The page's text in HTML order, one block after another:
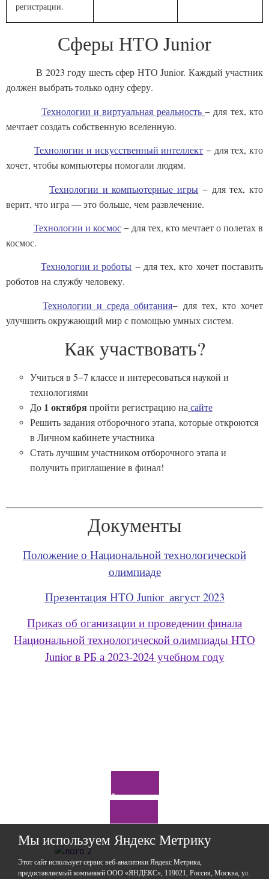
регистрации.
Сферы НТО Junior
В 2023 году шесть сфер НТО Junior. Каждый участник
должен выбрать только одну сферу.
Технологии и виртуальная реальность − для тех, кто
мечтает создать собственную вселенную.
Технологии и искусственный интеллект − для тех, кто
хочет, чтобы компьютеры помогали людям.
Технологии и компьютерные игры − для тех, кто
верит, что игра — это больше, чем развлечение.
Технологии и космос− для тех, кто мечтает о полетах в
космос.
Технологии и роботы − для тех, кто хочет поставить
роботов на службу человеку.
Технологии и среда обитания− для тех, кто хочет
улучшить окружающий мир с помощью умных систем.
Как участвовать?
Учиться в 5−7 классе и интересоваться наукой и
технологиями
До 1 октябряпройти регистрацию на сайте
Решить задания отборочного этапа, которые откроются
в Личном кабинете участника
Стать лучшим участником отборочного этапа и
получить приглашение в финал!
Документы
Положение о Национальной технологической
олимпиаде
Презентация НТО Junior_август 2023
Приказ об оганизации и проведении финала
Национальной технологической олимпиады НТО
Junior в РБ а 2023-2024 учебном году
Задайте нам вопрос
Мы используем Яндекс Метрику
Этот сайт использует сервис веб-аналитики Яндекс Метрика,
предоставляемый компанией ООО «ЯНДЕКС», 119021, Россия, Москва, ул.
Задайте нам вопрос
JavaScript в браузере.
Эл. почта
Тема вопроса:*
Отправить
*Нажимая кнопку «Отправить», я соглашаюсь на
персональных данных